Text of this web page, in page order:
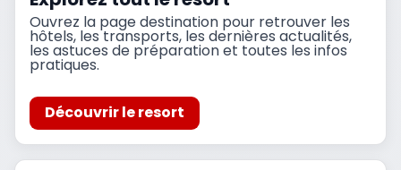
Ouvrez la page destination pour retrouver les
hôtels, les transports, les dernières actualités,
les astuces de préparation et toutes les infos
pratiques.
Découvrir le resort